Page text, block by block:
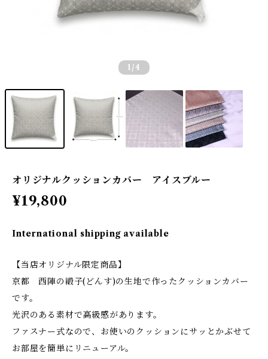
1 /4
オリジナルクッションカバー アイスブルー
¥19,800
International shipping available
【当店オリジナル限定商品】
京都 西陣の緞子(どんす)の生地で作ったクッションカバー
です。
光沢のある素材で高級感があります。
ファスナー式なので、お使いのクッションにサッとかぶせて
お部屋を簡単にリニューアル。